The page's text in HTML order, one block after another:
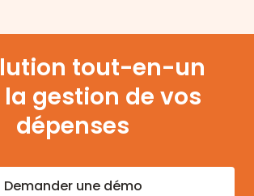
tout-en-un
gestion de vos
dépenses
Demander une démo